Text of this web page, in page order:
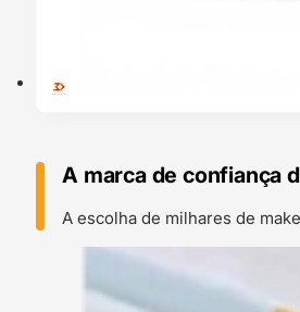
A marca de confiança
A escolha de milhares de